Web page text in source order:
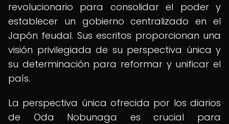
revolucionario para consolidar el poder y
establecer un gobierno centralizado en el
Japón feudal. Sus escritos proporcionan una
visión privilegiada de su perspectiva única y
su determinación para reformar y unificar el
país.
La perspectiva única ofrecida por los diarios
de Oda Nobunaga es crucial para